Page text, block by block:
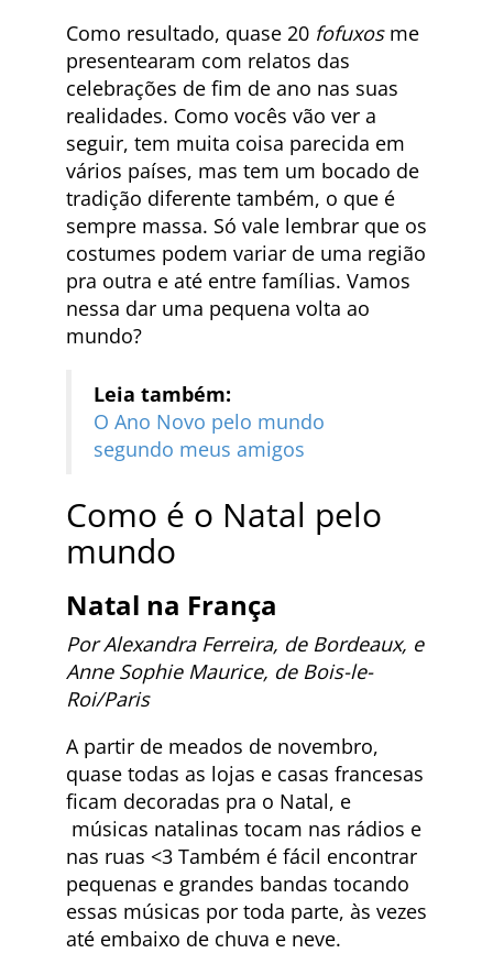
Como resultado, quase 20 fofuxosme
presentearam com relatos das
celebrações de fim de ano nas suas
realidades. Como vocês vão ver a
seguir, tem muita coisa parecida em
vários países, mas tem um bocado de
tradição diferente também, o que é
sempre massa. Só vale lembrar que os
costumes podem variar de uma região
pra outra e até entre famílias. Vamos
nessa dar uma pequena volta ao
mundo?
Leia também:
O Ano Novo pelo mundo
segundo meus amigos
Como é o Natal pelo
mundo
Natal na França
Por Alexandra Ferreira, de Bordeaux, e
Anne Sophie Maurice, de Bois-le-
Roi/Paris
A partir de meados de novembro,
quase todas as lojas e casas francesas
ficam decoradas pra o Natal, e
músicas natalinas tocam nas rádios e
nas ruas <3 Também é fácil encontrar
pequenas e grandes bandas tocando
essas músicas por toda parte, às vezes
até embaixo de chuva e neve.